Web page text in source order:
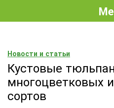
Новости и статьи
Кустовые
многоцветковых
сортов